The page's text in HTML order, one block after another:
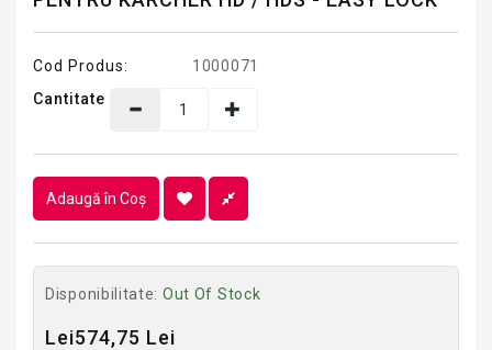
Cod Produs:
1000071
Cantitate
Adaugă în Coş
Disponibilitate: Out Of Stock
Lei574,75 Lei